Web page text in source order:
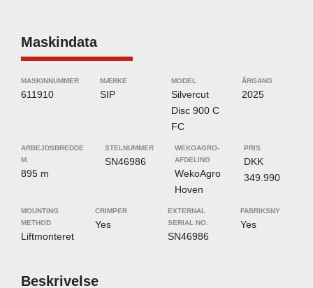
Maskindata
MASKINNUMMER
611910
MÆRKE
SIP
MODEL
Silvercut
Disc 900 C
FC
ÅRGANG
2025
ARBEJDSBREDDE
M.
895 m
STELNUMMER
SN46986
WEKOAGRO-
AFDELING
WekoAgro
Hoven
PRIS
DKK
349.990
MOUNTING
METHOD
Liftmonteret
CRIMPER
Yes
EXTERNAL
SERIAL NO.
SN46986
FABRIKSNY
Yes
Beskrivelse